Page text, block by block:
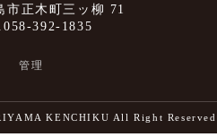
市正木町三ッ柳 71
392-1835
管理
KENCHIKU All Right Reserved.